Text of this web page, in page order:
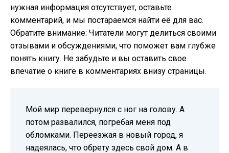
нужная информация отсутствует, оставьте
комментарий, и мы постараемся найти её для вас.
Обратите внимание: Читатели могут делиться своими
отзывами и обсуждениями, что поможет вам глубже
понять книгу. Не забудьте и вы оставить свое
впечатие о книге в комментариях внизу страницы.
Мой мир перевернулся с ног на голову. А
потом развалился, погребая меня под
обломками. Переезжая в новый город, я
надеялась, что обрету здесь свой дом. А в